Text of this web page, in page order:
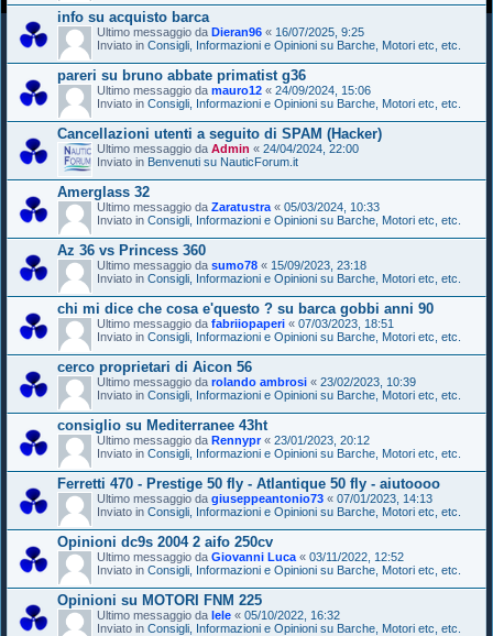
info su acquisto barca
Ultimo messaggio da Dieran96 « 16/07/2025, 9:25
Inviato in Consigli, Informazioni e Opinioni su Barche, Motori etc, etc.
pareri su bruno abbate primatist g36
Ultimo messaggio da mauro12 « 24/09/2024, 15:06
Inviato in Consigli, Informazioni e Opinioni su Barche, Motori etc, etc.
Cancellazioni utenti a seguito di SPAM (Hacker)
Ultimo messaggio da Admin « 24/04/2024, 22:00
Inviato in Benvenuti su NauticForum.it
Amerglass 32
Ultimo messaggio da Zaratustra « 05/03/2024, 10:33
Inviato in Consigli, Informazioni e Opinioni su Barche, Motori etc, etc.
Az 36 vs Princess 360
Ultimo messaggio da sumo78 « 15/09/2023, 23:18
Inviato in Consigli, Informazioni e Opinioni su Barche, Motori etc, etc.
chi mi dice che cosa e'questo ? su barca gobbi anni 90
Ultimo messaggio da fabriiopaperi « 07/03/2023, 18:51
Inviato in Consigli, Informazioni e Opinioni su Barche, Motori etc, etc.
cerco proprietari di Aicon 56
Ultimo messaggio da rolando ambrosi « 23/02/2023, 10:39
Inviato in Consigli, Informazioni e Opinioni su Barche, Motori etc, etc.
consiglio su Mediterranee 43ht
Ultimo messaggio da Rennypr« 23/01/2023, 20:12
Inviato in Consigli, Informazioni e Opinioni su Barche, Motori etc, etc.
Ferretti 470 - Prestige 50 fly - Atlantique 50 fly - aiutoooo
Ultimo messaggio da giuseppeantonio73 « 07/01/2023, 14:13
Inviato in Consigli, Informazioni e Opinioni su Barche, Motori etc, etc.
Opinioni dc9s 2004 2 aifo 250cv
Ultimo messaggio da Giovanni Luca « 03/11/2022, 12:52
Inviato in Consigli, Informazioni e Opinioni su Barche, Motori etc, etc.
Opinioni su MOTORI FNM 225
Ultimo messaggio da lele « 05/10/2022, 16:32
Inviato in Consigli, Informazioni e Opinioni su Barche, Motori etc, etc.